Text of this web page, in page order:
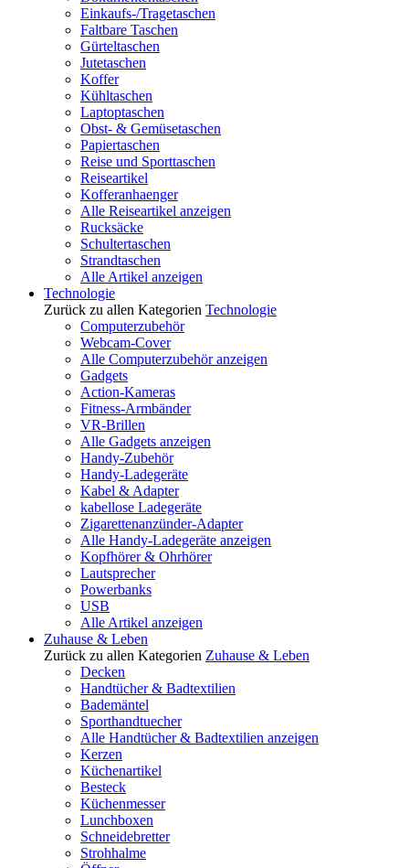
Einkaufs-/Tragetaschen
Faltbare Taschen
Gürteltaschen
Jutetaschen
Koffer
Kühltaschen
Laptoptaschen
Obst- & Gemüsetaschen
Papiertaschen
Reise und Sporttaschen
Reiseartikel
Kofferanhaenger
Alle Reiseartikel anzeigen
Rucksäcke
Schultertaschen
Strandtaschen
Alle Artikel anzeigen
Technologie
Zurück zu allen Kategorien Technologie
Computerzubehör
Webcam-Cover
Alle Computerzubehör anzeigen
Gadgets
Action-Kameras
Fitness-Armbänder
VR-Brillen
Alle Gadgets anzeigen
Handy-Zubehör
Handy-Ladegeräte
Kabel & Adapter
kabellose Ladegeräte
Zigarettenanzünder-Adapter
Alle Handy-Ladegeräte anzeigen
Kopfhörer & Ohrhörer
Lautsprecher
Powerbanks
USB
Alle Artikel anzeigen
Zuhause & Leben
Zurück zu allen Kategorien Zuhause & Leben
Decken
Handtücher & Badtextilien
Bademäntel
Sporthandtuecher
Alle Handtücher & Badtextilien anzeigen
Kerzen
Küchenartikel
Besteck
Küchenmesser
Lunchboxen
Schneidebretter
Strohhalme